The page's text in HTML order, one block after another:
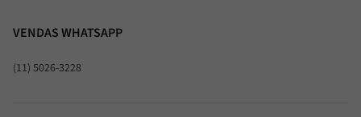
VENDAS WHATSAPP
(11) 5026-3228